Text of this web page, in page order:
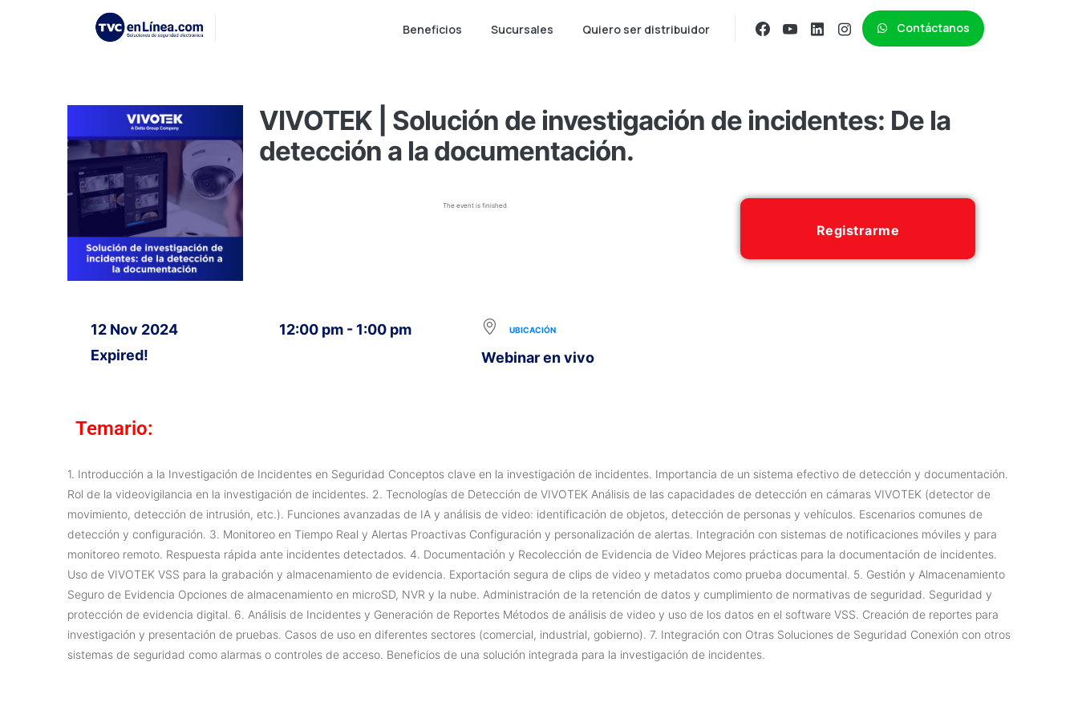
Beneficios Sucursales Quiero ser distribuidor Contáctanos
VIVOTEK | Solución de investigación de incidentes: De la
detección a la documentación.
The event is finished.
Registrarme
12 Nov 2024
Expired!
12:00 pm - 1:00 pm UBICACIÓN
Webinar en vivo
Temario:
1. Introducción a la Investigación de Incidentes en Seguridad Conceptos clave en la investigación de incidentes. Importancia de un sistema efectivo de detección y documentación.
Rol de la videovigilancia en la investigación de incidentes. 2. Tecnologías de Detección de VIVOTEK Análisis de las capacidades de detección en cámaras VIVOTEK (detector de
movimiento, detección de intrusión, etc.). Funciones avanzadas de IA y análisis de video: identificación de objetos, detección de personas y vehículos. Escenarios comunes de
detección y configuración. 3. Monitoreo en Tiempo Real y Alertas Proactivas Configuración y personalización de alertas. Integración con sistemas de notificaciones móviles y para
monitoreo remoto. Respuesta rápida ante incidentes detectados. 4. Documentación y Recolección de Evidencia de Video Mejores prácticas para la documentación de incidentes.
Uso de VIVOTEK VSS para la grabación y almacenamiento de evidencia. Exportación segura de clips de video y metadatos como prueba documental. 5. Gestión y Almacenamiento
Seguro de Evidencia Opciones de almacenamiento en microSD, NVR y la nube. Administración de la retención de datos y cumplimiento de normativas de seguridad. Seguridad y
protección de evidencia digital. 6. Análisis de Incidentes y Generación de Reportes Métodos de análisis de video y uso de los datos en el software VSS. Creación de reportes para
investigación y presentación de pruebas. Casos de uso en diferentes sectores (comercial, industrial, gobierno). 7. Integración con Otras Soluciones de Seguridad Conexión con otros
sistemas de seguridad como alarmas o controles de acceso. Beneficios de una solución integrada para la investigación de incidentes.